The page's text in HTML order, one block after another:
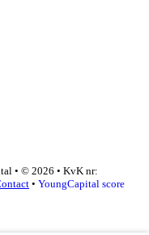
• © 2026 • KvK nr:
• YoungCapital score